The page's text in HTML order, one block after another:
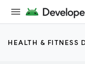
HEALTH & FITNESS